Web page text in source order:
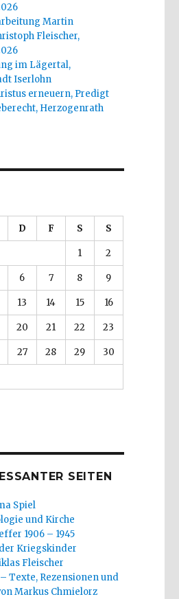
Martin
Fleischer,
im Lägertal,
Iserlohn
erneuern, Predigt
Herzogenrath
D F S S
1 2
6 7 8 9
13 14 15 16
20 21 22 23
27 28 29 30
SEITEN
Spiel
und Kirche
1906 – 1945
Kriegskinder
Fleischer
Texte, Rezensionen und
Markus Chmielorz